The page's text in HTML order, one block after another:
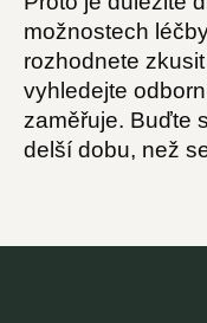
možnostech
rozhodnete
vyhledejte
zaměřuje. Buďte
delší dobu, než